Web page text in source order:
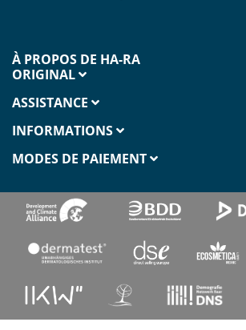
À PROPOS DE HA-RA
ORIGINAL
ASSISTANCE
INFORMATIONS
MODES DE PAIEMENT